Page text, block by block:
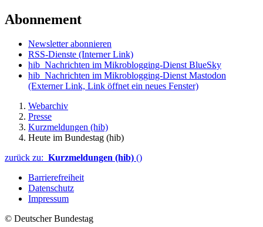
Abonnement
Newsletter abonnieren
RSS-Dienste (Interner Link)
hib_Nachrichten im Mikroblogging-Dienst BlueSky
hib_Nachrichten im Mikroblogging-Dienst Mastodon
(Externer Link, Link öffnet ein neues Fenster)
Webarchiv
Presse
Kurzmeldungen (hib)
Heute im Bundestag (hib)
zurück zu: Kurzmeldungen (hib) ()
Barrierefreiheit
Datenschutz
Impressum
© Deutscher Bundestag